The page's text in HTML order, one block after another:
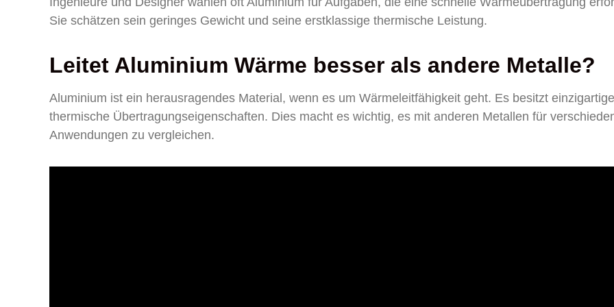
Sie schätzen sein geringes Gewicht und seine erstklassige thermische Leistung.
Leitet Aluminium Wärme besser als andere Metalle?
Aluminium ist ein herausragendes Material, wenn es um Wärmeleitfähigkeit geht. Es besitzt einzigartige
thermische Übertragungseigenschaften. Dies macht es wichtig, es mit anderen Metallen für
Anwendungen zu vergleichen.